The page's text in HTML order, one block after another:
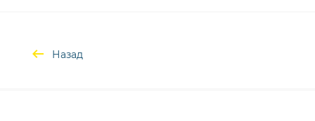
Назад